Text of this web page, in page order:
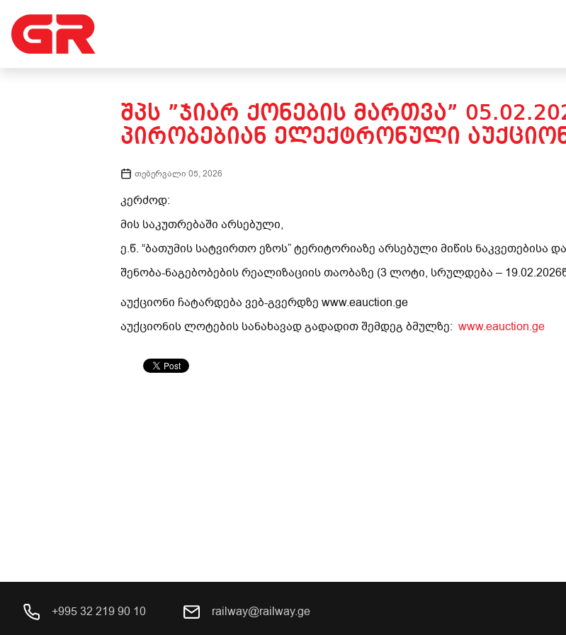
ᲨᲞᲡ ”ᲯᲘᲐᲠ ᲥᲝᲜᲔᲑᲘᲡ ᲛᲐᲠᲗᲕᲐ”
ᲞᲘᲠᲝᲑᲔᲑᲘᲐᲜ ᲔᲚᲔᲥᲢᲠᲝᲜᲣᲚᲘ
თებერვალი 05, 2026
კერძოდ:
მის საკუთრებაში არსებული,
ე.წ. “ბათუმის სატვირთო ეზოს” ტერიტორიაზე არსებული მიწის ნაკვეთებისა
შენობა-ნაგებობების რეალიზაციის თაობაზე (3 ლოტი, სრულდება –
აუქციონი ჩატარდება ვებ-გვერდზე www.eauction.ge
აუქციონის ლოტების სანახავად გადადით შემდეგ ბმულზე: www.eauction.ge
+995 32 219 90 10 railway@railway.ge